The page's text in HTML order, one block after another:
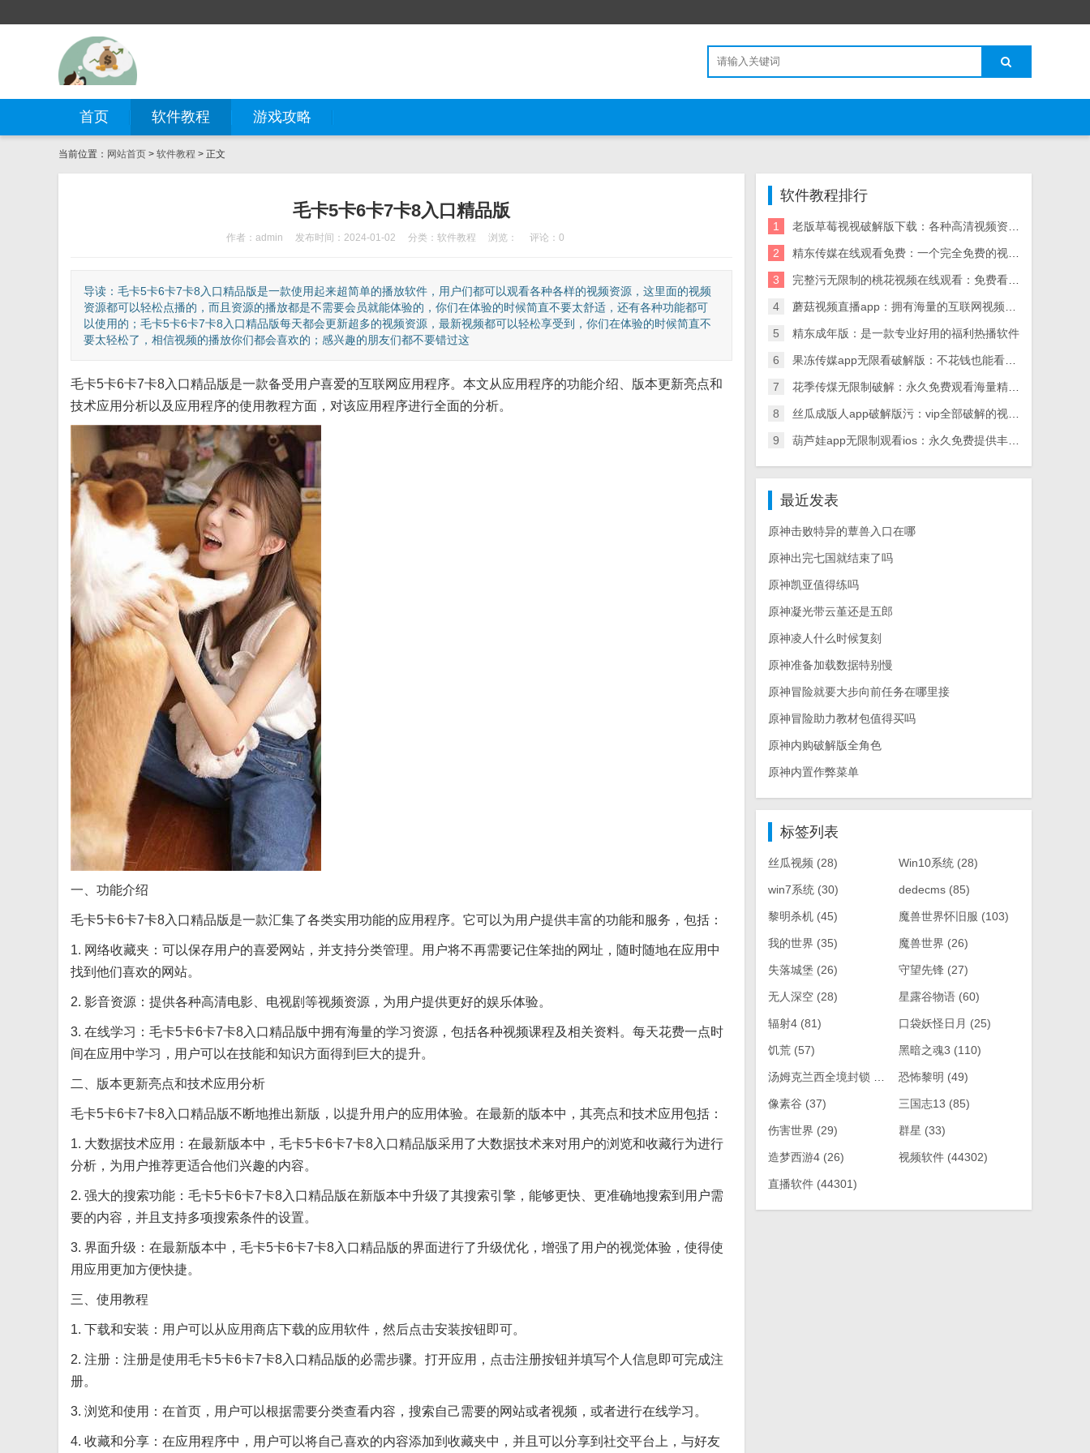
首页 软件教程 游戏攻略
当前位置： 网站首页 > 软件教程 > 正文
毛卡5卡6卡7卡8入口精品版
作者：admin 发布时间：2024-01-02 分类： 软件教程 浏览： 评论：0
导读：毛卡5卡6卡7卡8入口精品版是一款使用起来超简单的播放软件，用户们都可以观看各种各样的视频资源，这里面的视频
资源都可以轻松点播的，而且资源的播放都是不需要会员就能体验的，你们在体验的时候简直不要太舒适，还有各种功能都可
以使用的；毛卡5卡6卡7卡8入口精品版每天都会更新超多的视频资源，最新视频都可以轻松享受到，你们在体验的时候简直不
要太轻松了，相信视频的播放你们都会喜欢的；感兴趣的朋友们都不要错过这
毛卡5卡6卡7卡8入口精品版是一款备受用户喜爱的互联网应用程序。本文从应用程序的功能介绍、版本更新亮点和
技术应用分析以及应用程序的使用教程方面，对该应用程序进行全面的分析。
一、功能介绍
毛卡5卡6卡7卡8入口精品版是一款汇集了各类实用功能的应用程序。它可以为用户提供丰富的功能和服务，包括：
1. 网络收藏夹：可以保存用户的喜爱网站，并支持分类管理。用户将不再需要记住笨拙的网址，随时随地在应用中
找到他们喜欢的网站。
2. 影音资源：提供各种高清电影、电视剧等视频资源，为用户提供更好的娱乐体验。
3. 在线学习：毛卡5卡6卡7卡8入口精品版中拥有海量的学习资源，包括各种视频课程及相关资料。每天花费一点时
间在应用中学习，用户可以在技能和知识方面得到巨大的提升。
二、版本更新亮点和技术应用分析
毛卡5卡6卡7卡8入口精品版不断地推出新版，以提升用户的应用体验。在最新的版本中，其亮点和技术应用包括：
1. 大数据技术应用：在最新版本中，毛卡5卡6卡7卡8入口精品版采用了大数据技术来对用户的浏览和收藏行为进行
分析，为用户推荐更适合他们兴趣的内容。
2. 强大的搜索功能：毛卡5卡6卡7卡8入口精品版在新版本中升级了其搜索引擎，能够更快、更准确地搜索到用户需
要的内容，并且支持多项搜索条件的设置。
3. 界面升级：在最新版本中，毛卡5卡6卡7卡8入口精品版的界面进行了升级优化，增强了用户的视觉体验，使得使
用应用更加方便快捷。
三、使用教程
1. 下载和安装：用户可以从应用商店下载的应用软件，然后点击安装按钮即可。
2. 注册：注册是使用毛卡5卡6卡7卡8入口精品版的必需步骤。打开应用，点击注册按钮并填写个人信息即可完成注
册。
3. 浏览和使用：在首页，用户可以根据需要分类查看内容，搜索自己需要的网站或者视频，或者进行在线学习。
4. 收藏和分享：在应用程序中，用户可以将自己喜欢的内容添加到收藏夹中，并且可以分享到社交平台上，与好友
软件教程排行
1 老版草莓视视破解版下载：各种高清视频资源无限看
2 精东传媒在线观看免费：一个完全免费的视频播放神器
3 完整污无限制的桃花视频在线观看：免费看污的福利神器
4 蘑菇视频直播app：拥有海量的互联网视频资源
5 精东成年版：是一款专业好用的福利热播软件
6 果冻传媒app无限看破解版：不花钱也能看高清影视的播放器
7 花季传煤无限制破解：永久免费观看海量精彩内容
8 丝瓜成版人app破解版污：vip全部破解的视频播放应用
9 葫芦娃app无限制观看ios：永久免费提供丰富视频内容
最近发表
原神击败特异的蕈兽入口在哪
原神出完七国就结束了吗
原神凯亚值得练吗
原神凝光带云堇还是五郎
原神凌人什么时候复刻
原神准备加载数据特别慢
原神冒险就要大步向前任务在哪里接
原神冒险助力教材包值得买吗
原神内购破解版全角色
原神内置作弊菜单
标签列表
丝瓜视频 (28) Win10系统 (28)
win7系统(30) dedecms (85)
黎明杀机(45) 魔兽世界怀旧服 (103)
我的世界 (35) 魔兽世界 (26)
失落城堡 (26) 守望先锋 (27)
无人深空(28) 星露谷物语 (60)
辐射4(81) 口袋妖怪日月 (25)
饥荒(57) 黑暗之魂3 (110)
汤姆克兰西全境封锁 恐怖黎明 (49)
像素谷 (37) 三国志13 (85)
伤害世界 (29) 群星 (33)
造梦西游4(26) 视频软件 (44302)
直播软件(44301)